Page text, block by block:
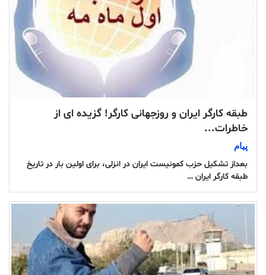
طبقه کارگر ایران و روزجهانی کارگر! گزیده ای از
خاطرات...
پیام
بعداز تشکیل حزب کمونیست ایران در انزلی، برای اولین بار در تاریخ
طبقه کارگر ایران …